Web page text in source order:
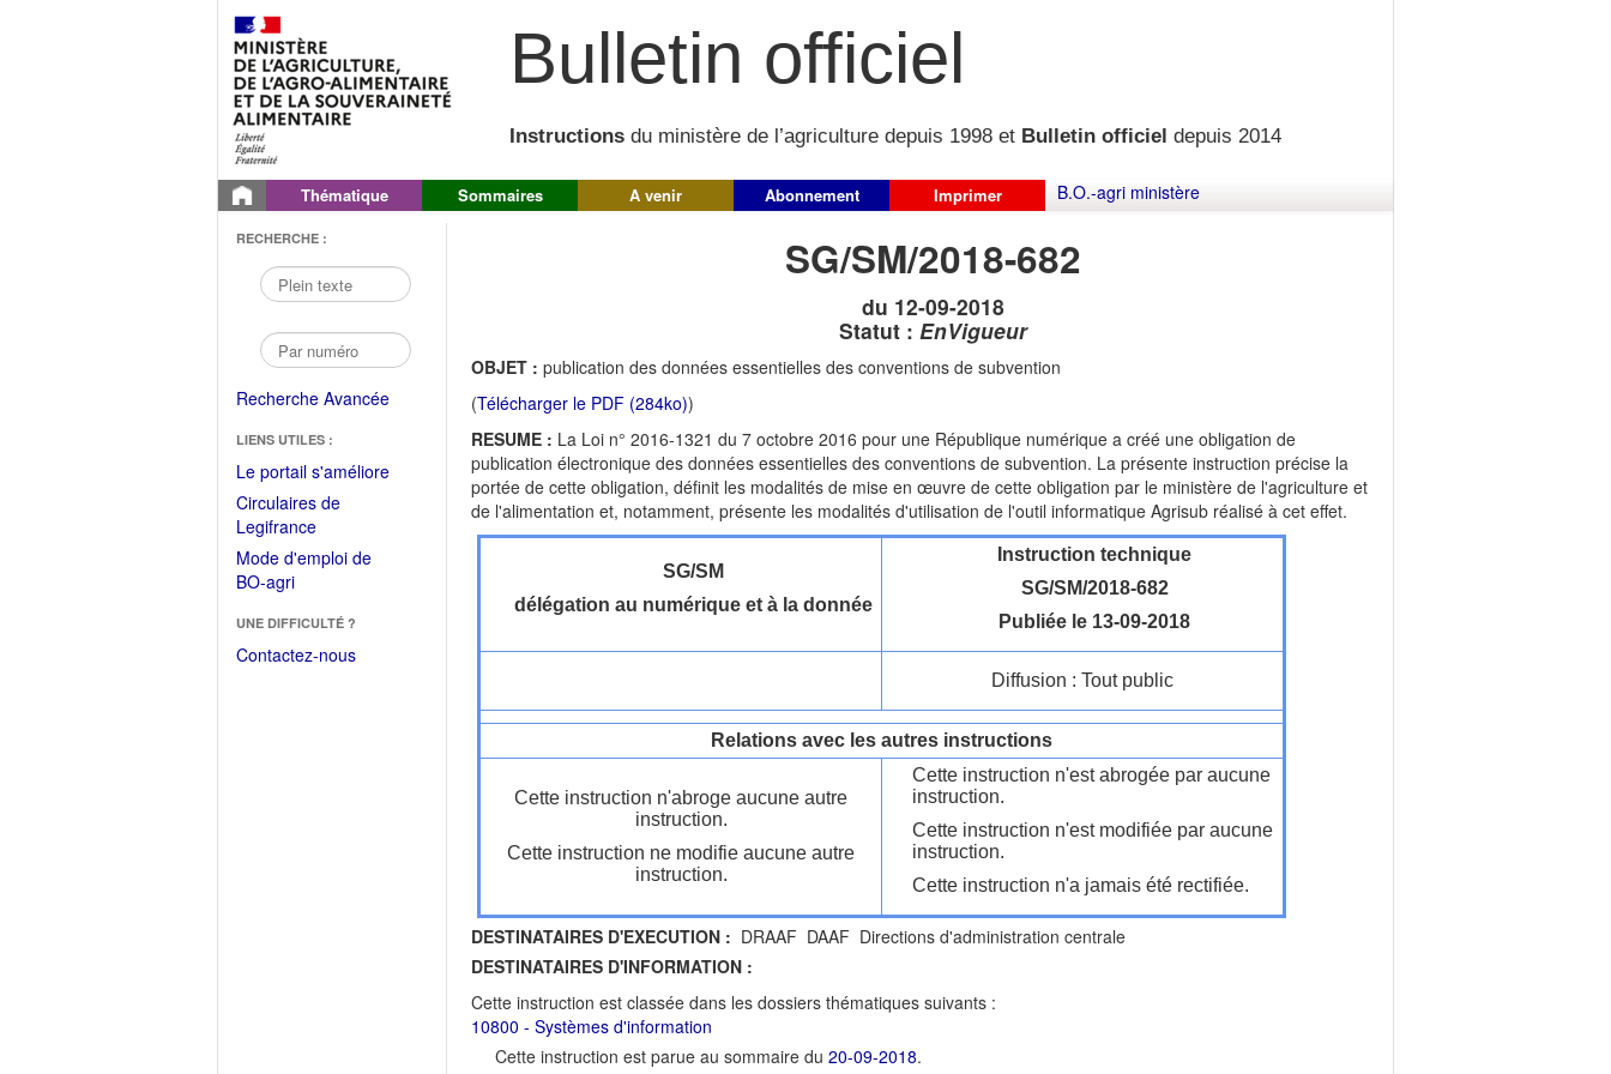
Bulletin officiel
Instructions du ministère de l’agriculture depuis 1998 et Bulletin officiel depuis 2014
Thématique Sommaires A venir Abonnement Imprimer B.O.-agri ministère
RECHERCHE :
Recherche Avancée
LIENS UTILES :
Le portail s'améliore(Fichier
Circulaires de
Legifrance(Ouvrir
dans
une
fenêtre)
Mode d'emploi de
BO-agri(Ouvrir
une
nouvelle
UNE DIFFICULTÉ ?
Contactez-nous
SG/SM/2018-682
du 12-09-2018
Statut : EnVigueur
OBJET : publication des données essentielles des conventions de subvention
(Télécharger le PDF (284ko))
RESUME : La Loi n° 2016-1321 du 7 octobre 2016 pour une République numérique a créé une obligation de
publication électronique des données essentielles des conventions de subvention. La présente instruction précise la
portée de cette obligation, définit les modalités de mise en œuvre de cette obligation par le ministère de l'agriculture et
de l'alimentation et, notamment, présente les modalités d'utilisation de l'outil informatique Agrisub réalisé à cet effet.
SG/SM
délégation au numérique et à la donnée
Instruction technique
SG/SM/2018-682
Publiée le 13-09-2018
Diffusion : Tout public
Relations avec les autres instructions
Cette instruction n'abroge aucune autre
instruction.
Cette instruction ne modifie aucune autre
instruction.
Cette instruction n'est abrogée par aucune
instruction.
Cette instruction n'est modifiée par aucune
instruction.
Cette instruction n'a jamais été rectifiée.
DESTINATAIRES D'EXECUTION : DRAAF DAAF Directions d'administration centrale
DESTINATAIRES D'INFORMATION :
Cette instruction est classée dans les dossiers thématiques suivants :
10800 - Systèmes d'information
Cette instruction est parue au sommaire du 20-09-2018.